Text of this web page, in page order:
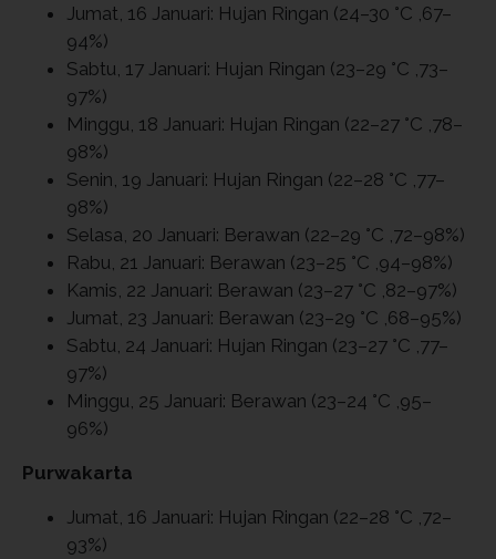
Jumat, 16 Januari: Hujan Ringan (24–30 °C ,67–
94%)
Sabtu, 17 Januari: Hujan Ringan (23–29 °C ,73–
97%)
Minggu, 18 Januari: Hujan Ringan (22–27 °C ,78–
98%)
Senin, 19 Januari: Hujan Ringan (22–28 °C ,77–
98%)
Selasa, 20 Januari: Berawan (22–29 °C ,72–98%)
Rabu, 21 Januari: Berawan (23–25 °C ,94–98%)
Kamis, 22 Januari: Berawan (23–27 °C ,82–97%)
Jumat, 23 Januari: Berawan (23–29 °C ,68–95%)
Sabtu, 24 Januari: Hujan Ringan (23–27 °C ,77–
97%)
Minggu, 25 Januari: Berawan (23–24 °C ,95–
96%)
Purwakarta
Jumat, 16 Januari: Hujan Ringan (22–28 °C ,72–
93%)